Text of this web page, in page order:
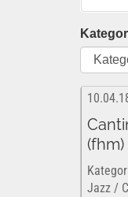
(fhm)
Jazz /